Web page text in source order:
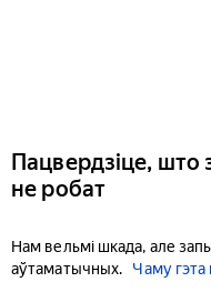
Пацвердзіце, што
не робат
Нам вельмі шкада, але
аўтаматычных.
Чаму гэта